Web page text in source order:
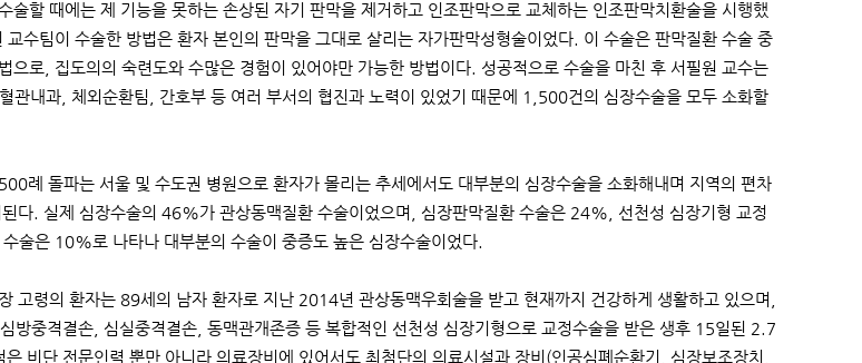
술할 때에는 제 기능을 못하는 손상된 자기 판막을 제거하고 인조판막으로 교체하는 인조판막치환술을 시행했
수팀이 수술한 방법은 환자 본인의 판막을 그대로 살리는 자가판막성형술이었다. 이 수술은 판막질환 수술 중
으로, 집도의의 숙련도와 수많은 경험이 있어야만 가능한 방법이다. 성공적으로 수술을 마친 후 서필원 교수는
관내과, 체외순환팀, 간호부 등 여러 부서의 협진과 노력이 있었기 때문에 1,500건의 심장수술을 모두 소화할
례 돌파는 서울 및 수도권 병원으로 환자가 몰리는 추세에서도 대부분의 심장수술을 소화해내며 지역의 편차
다. 실제 심장수술의 46%가 관상동맥질환 수술이었으며, 심장판막질환 수술은 24%, 선천성 심장기형 교정
술은 10%로 나타나 대부분의 수술이 중증도 높은 심장수술이었다.
고령의 환자는 89세의 남자 환자로 지난 2014년 관상동맥우회술을 받고 현재까지 건강하게 생활하고 있으며,
방중격결손, 심실중격결손, 동맥관개존증 등 복합적인 선천성 심장기형으로 교정수술을 받은 생후 15일된 2.7
비단 전문인력 뿐만 아니라 의료장비에 있어서도 최첨단의 의료시설과 장비(인공심폐순환기, 심장보조장치,